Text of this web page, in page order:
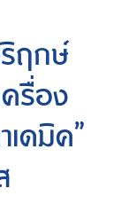
ฤกษ์
รื่อง
ดมิค”